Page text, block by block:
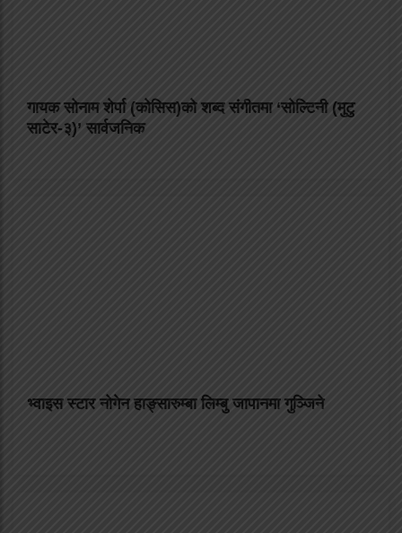
गायक सोनाम शेर्पा (कोसिस)को शब्द संगीतमा ‘सोल्टिनी (मुटु
साटेर-३)’ सार्वजनिक
भ्वाइस स्टार नोगेन हाङ्सारुम्बा लिम्बु जापानमा गुञ्जिने